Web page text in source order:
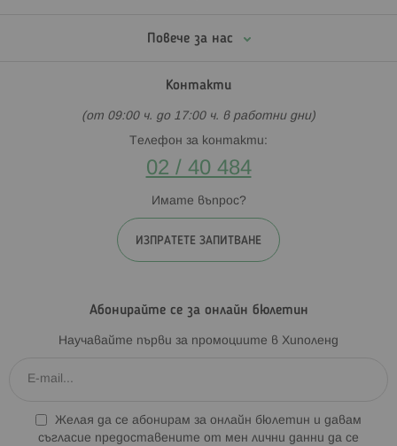
Повече за нас
Контакти
(от 09:00 ч. до 17:00 ч. в работни дни)
Телефон за контакти:
02 / 40 484
Имате въпрос?
ИЗПРАТЕТЕ ЗАПИТВАНЕ
Абонирайте се за онлайн бюлетин
Научавайте първи за промоциите в Хиполенд
Желая да се абонирам за онлайн бюлетин и давам
съгласие предоставените от мен лични данни да се